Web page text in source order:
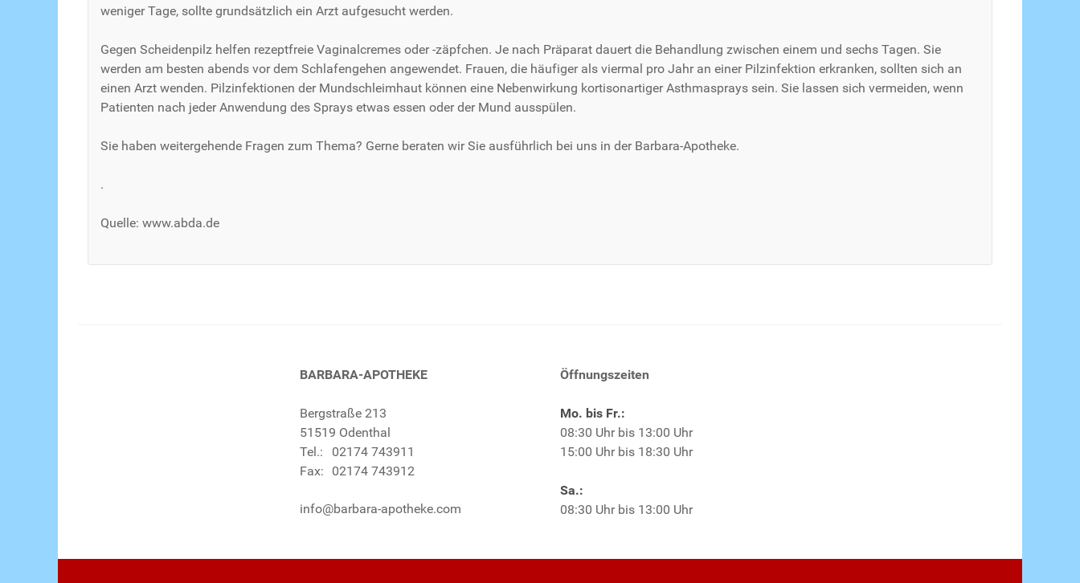
weniger Tage, sollte grundsätzlich ein Arzt aufgesucht werden.
Gegen Scheidenpilz helfen rezeptfreie Vaginalcremes oder -zäpfchen. Je nach Präparat dauert die Behandlung zwischen einem und sechs Tagen. Sie
werden am besten abends vor dem Schlafengehen angewendet. Frauen, die häufiger als viermal pro Jahr an einer Pilzinfektion erkranken, sollten sich an
einen Arzt wenden. Pilzinfektionen der Mundschleimhaut können eine Nebenwirkung kortisonartiger Asthmasprays sein. Sie lassen sich vermeiden, wenn
Patienten nach jeder Anwendung des Sprays etwas essen oder der Mund ausspülen.
Sie haben weitergehende Fragen zum Thema? Gerne beraten wir Sie ausführlich bei uns in der Barbara-Apotheke.
.
Quelle: www.abda.de
BARBARA-APOTHEKE
Bergstraße 213
51519 Odenthal
Tel.:
02174 743911
Fax:
02174 743912
info@barbara-apotheke.com
Öffnungszeiten
Mo. bis Fr.:
08:30 Uhr bis 13:00 Uhr
15:00 Uhr bis 18:30 Uhr
Sa.:
08:30 Uhr bis 13:00 Uhr